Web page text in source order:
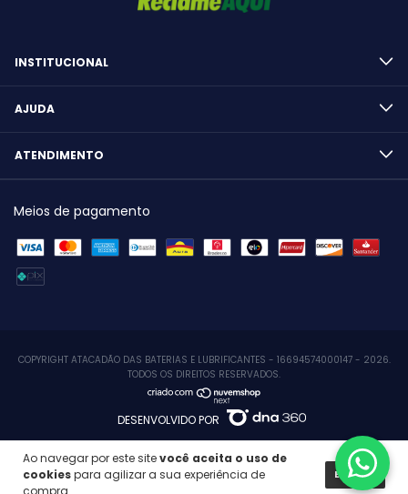
Ao navegar por este sitevocê aceita o uso de
cookiespara agilizar a sua experiência de
compra.
ENTENDI
INSTITUCIONAL
AJUDA
ATENDIMENTO
Meios de pagamento
COPYRIGHT ATACADÃO DAS BATERIAS E LUBRIFICANTES - 16694574000147 - 2026.
TODOS OS DIREITOS RESERVADOS.
DESENVOLVIDO POR